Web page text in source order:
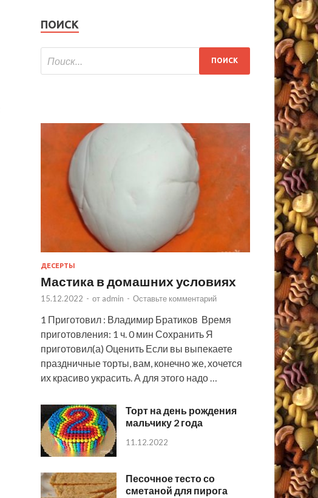
ПОИСК
ДЕСЕРТЫ
Мастика в домашних условиях
15.12.2022 - от admin - Оставьте комментарий
1 Приготовил : Владимир Братиков Время
приготовления: 1 ч. 0 мин Сохранить Я
приготовил(а) Оценить Если вы выпекаете
праздничные торты, вам, конечно же, хочется
их красиво украсить. А для этого надо …
Торт на день рождения
мальчику 2 года
11.12.2022
Песочное тесто со
сметаной для пирога